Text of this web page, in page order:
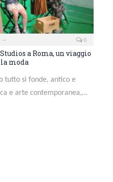
0
a Roma, un viaggio
moda
tutto si fonde, antico e
e arte contemporanea,…